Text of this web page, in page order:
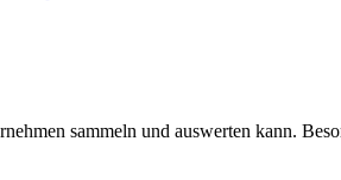
sammeln und auswerten kann.